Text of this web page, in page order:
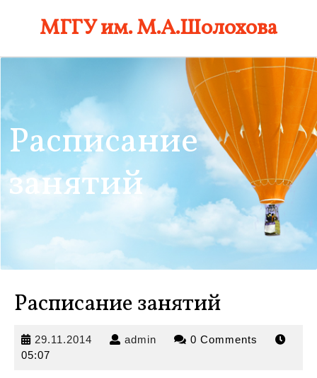
МГГУ им. М.А.Шолохова
Расписание
занятий
Расписание занятий
29.11.2014 29.11.2014
admin admin 0 Comments
05:07